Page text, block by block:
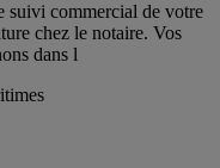
suivi commercial de votre
chez le notaire. Vos
dans l